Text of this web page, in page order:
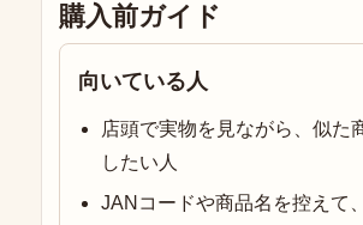
購入前ガイド
向いている人
店頭で実物を見ながら、似た
したい人
JANコードや商品名を控えて